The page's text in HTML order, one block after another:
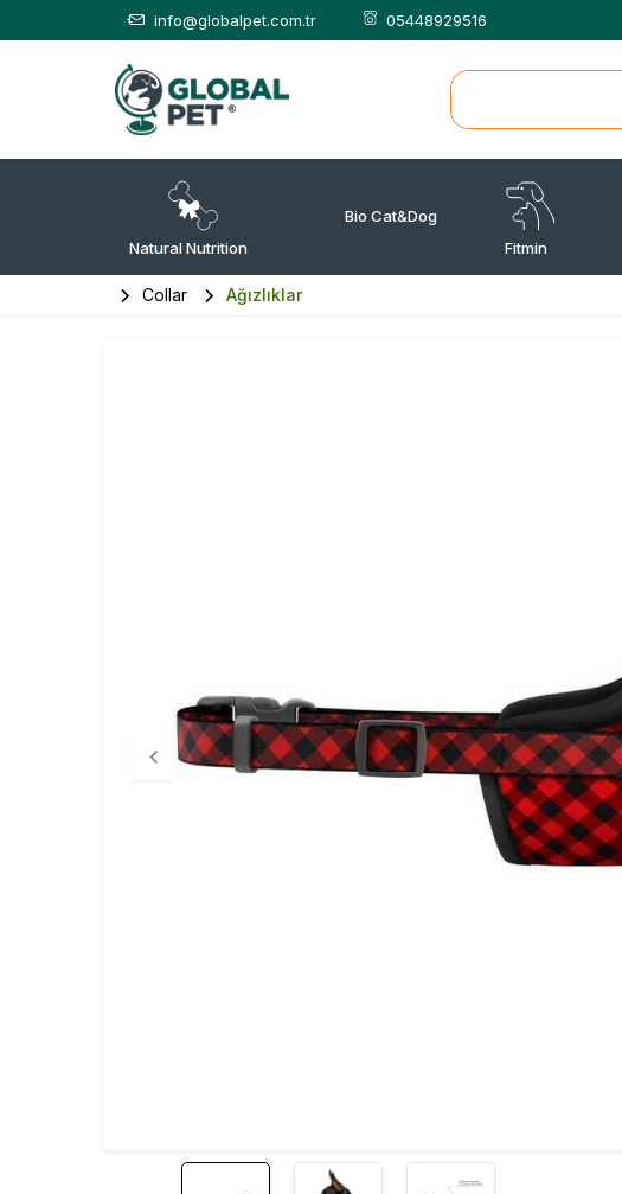
info@globalpet.com.tr 05448929516
Natural Nutrition
Bio Cat&Dog
Fitmin
Collar Ağızlıklar